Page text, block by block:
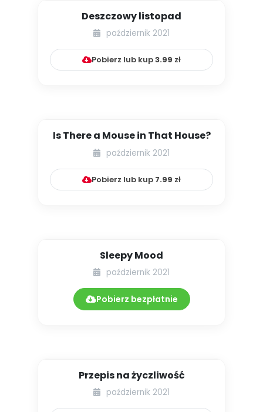
Deszczowy listopad
październik 2021
Pobierz lub kup3.99 zł
Is There a Mouse in That House?
październik 2021
Pobierz lub kup 7.99 zł
Sleepy Mood
październik 2021
Pobierz bezpłatnie
Przepis na życzliwość
październik 2021